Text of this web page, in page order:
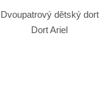
Dvoupatrový dětský dort
Dort Ariel